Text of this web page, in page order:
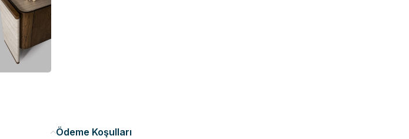
Ödeme Koşulları